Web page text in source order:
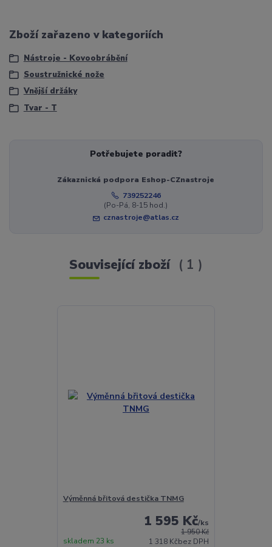
Zboží zařazeno v kategoriích
Nástroje - Kovoobrábění
Soustružnické nože
Vnější držáky
Tvar - T
Potřebujete poradit?
Zákaznická podpora Eshop-CZnastroje
739252246
(Po-Pá, 8-15 hod.)
cznastroje@atlas.cz
Související zboží 1
Výměnná břitová destička TNMG
1 950 Kč
1 595 Kč/ks
1 318 Kčbez DPH
skladem 23 ks